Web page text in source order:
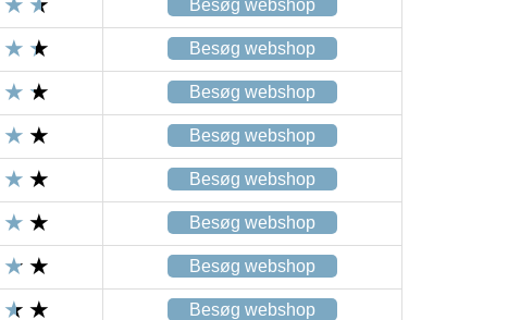
Besøg webshop
Besøg webshop
Besøg webshop
Besøg webshop
Besøg webshop
Besøg webshop
Besøg webshop
Besøg webshop